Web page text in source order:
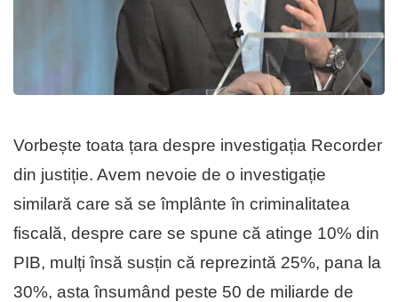
Vorbește toata țara despre investigația Recorder
din justiție. Avem nevoie de o investigație
similară care să se împlânte în criminalitatea
fiscală, despre care se spune că atinge 10% din
PIB, mulți însă susțin că reprezintă 25%, pana la
30%, asta însumând peste 50 de miliarde de